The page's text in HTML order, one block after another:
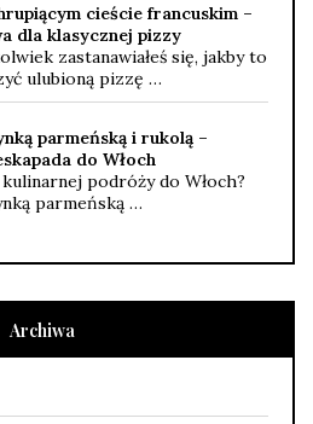
cieście francuskim –
dla klasycznej pizzy
zastanawiałeś się, jakby to
ulubioną pizzę …
parmeńską i rukolą –
do Włoch
podróży do Włoch?
parmeńską …
Archiwa